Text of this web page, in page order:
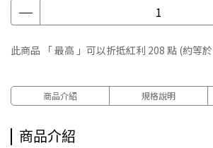
此商品 「 最高 」可以折抵紅利 208 點 (約等於
商品介紹 規格說明
商品介紹